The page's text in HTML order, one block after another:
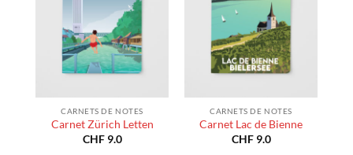
CARNETS DE NOTES
Carnet Zürich Letten
CHF9.0
CARNETS DE NOTES
Carnet Lac de Bienne
CHF9.0